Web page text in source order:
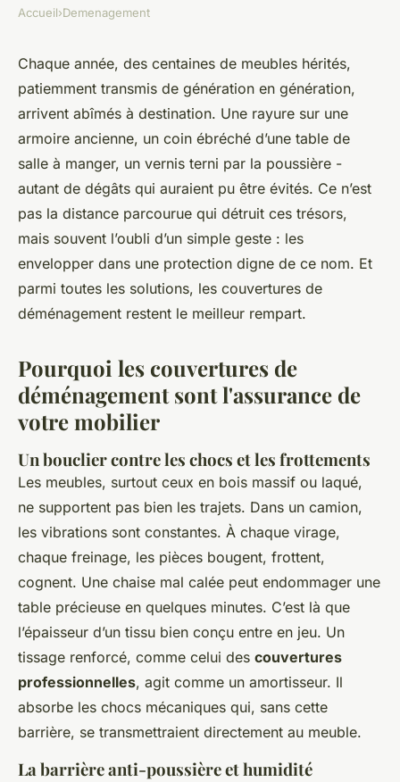
DEMENAGEMENT
Pourquoi négliger les
couvertures de
déménagement pourrait
coûter cher
Joëlle• 08/04/2026 13:32•9 min de lecture
Accueil›Demenagement
Chaque année, des centaines de meubles hérités,
patiemment transmis de génération en génération,
arrivent abîmés à destination. Une rayure sur une
armoire ancienne, un coin ébréché d’une table de
salle à manger, un vernis terni par la poussière -
autant de dégâts qui auraient pu être évités. Ce n’est
pas la distance parcourue qui détruit ces trésors,
mais souvent l’oubli d’un simple geste : les
envelopper dans une protection digne de ce nom. Et
parmi toutes les solutions, les couvertures de
déménagement restent le meilleur rempart.
Pourquoi les couvertures de
déménagement sont l'assurance de
votre mobilier
Un bouclier contre les chocs et les frottements
Les meubles, surtout ceux en bois massif ou laqué,
ne supportent pas bien les trajets. Dans un camion,
les vibrations sont constantes. À chaque virage,
chaque freinage, les pièces bougent, frottent,
cognent. Une chaise mal calée peut endommager une
table précieuse en quelques minutes. C’est là que
l’épaisseur d’un tissu bien conçu entre en jeu. Un
tissage renforcé, comme celui des couvertures
professionnelles, agit comme un amortisseur. Il
absorbe les chocs mécaniques qui, sans cette
barrière, se transmettraient directement au meuble.
La barrière anti-poussière et humidité